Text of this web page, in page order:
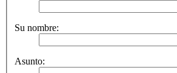
Su nombre:
Asunto: